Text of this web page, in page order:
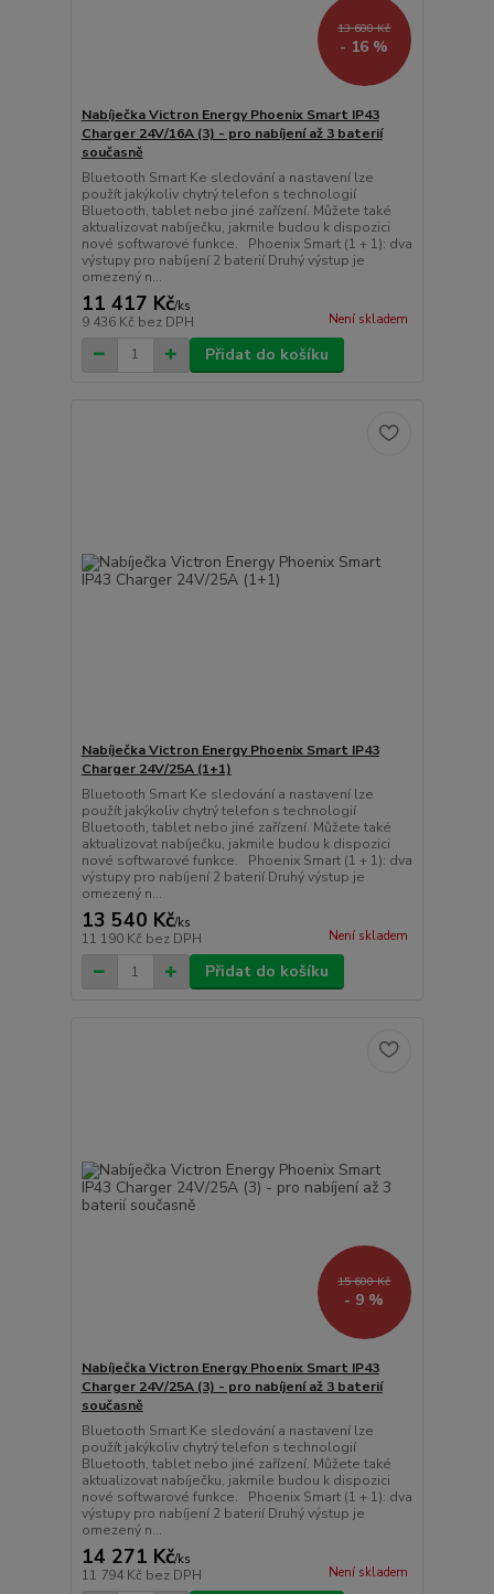
13 600 Kč
- 16 %
Nabíječka Victron Energy Phoenix Smart IP43
Charger 24V/16A (3) - pro nabíjení až 3 baterií
současně
Bluetooth Smart Ke sledování a nastavení lze
použít jakýkoliv chytrý telefon s technologií
Bluetooth, tablet nebo jiné zařízení. Můžete také
aktualizovat nabíječku, jakmile budou k dispozici
nové softwarové funkce. Phoenix Smart (1 + 1): dva
výstupy pro nabíjení 2 baterií Druhý výstup je
omezený n...
11 417 Kč/ks
9 436 Kč bez DPH Není skladem
Přidat do košíku
Nabíječka Victron Energy Phoenix Smart IP43
Charger 24V/25A (1+1)
Bluetooth Smart Ke sledování a nastavení lze
použít jakýkoliv chytrý telefon s technologií
Bluetooth, tablet nebo jiné zařízení. Můžete také
aktualizovat nabíječku, jakmile budou k dispozici
nové softwarové funkce. Phoenix Smart (1 + 1): dva
výstupy pro nabíjení 2 baterií Druhý výstup je
omezený n...
13 540 Kč/ks
11 190 Kč bez DPH Není skladem
Přidat do košíku
15 600 Kč
- 9 %
Nabíječka Victron Energy Phoenix Smart IP43
Charger 24V/25A (3) - pro nabíjení až 3 baterií
současně
Bluetooth Smart Ke sledování a nastavení lze
použít jakýkoliv chytrý telefon s technologií
Bluetooth, tablet nebo jiné zařízení. Můžete také
aktualizovat nabíječku, jakmile budou k dispozici
nové softwarové funkce. Phoenix Smart (1 + 1): dva
výstupy pro nabíjení 2 baterií Druhý výstup je
omezený n...
14 271 Kč/ks
11 794 Kč bez DPH Není skladem